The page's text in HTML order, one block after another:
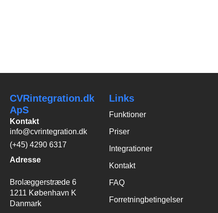
CVRintegration.dk
ApS
Kontakt
info@cvrintegration.dk
(+45) 4290 6317
Adresse
Brolæggerstræde 6
1211 København K
Danmark
Links
Funktioner
Priser
Integrationer
Kontakt
FAQ
Forretningbetingelser